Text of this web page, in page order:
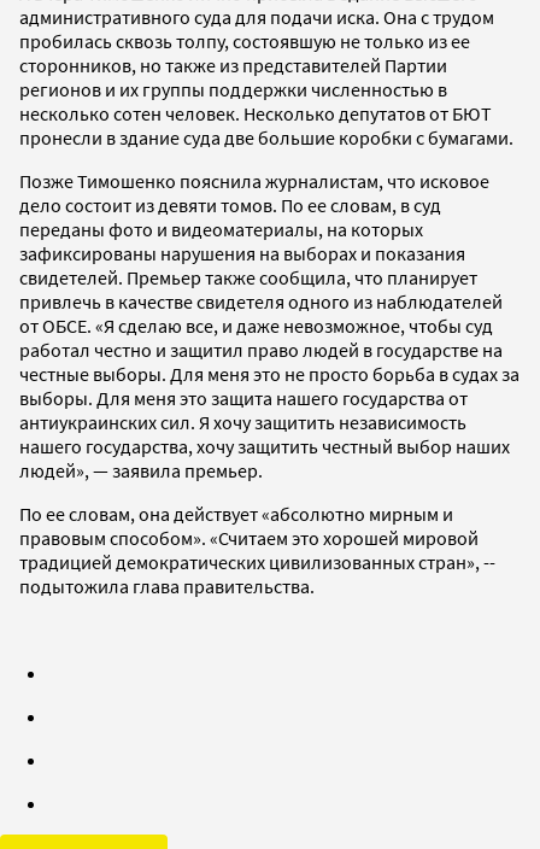
административного суда для подачи иска. Она с трудом
пробилась сквозь толпу, состоявшую не только из ее
сторонников, но также из представителей Партии
регионов и их группы поддержки численностью в
несколько сотен человек. Несколько депутатов от БЮТ
пронесли в здание суда две большие коробки с бумагами.
Позже Тимошенко пояснила журналистам, что исковое
дело состоит из девяти томов. По ее словам, в суд
переданы фото и видеоматериалы, на которых
зафиксированы нарушения на выборах и показания
свидетелей. Премьер также сообщила, что планирует
привлечь в качестве свидетеля одного из наблюдателей
от ОБСЕ. «Я сделаю все, и даже невозможное, чтобы суд
работал честно и защитил право людей в государстве на
честные выборы. Для меня это не просто борьба в судах за
выборы. Для меня это защита нашего государства от
антиукраинских сил. Я хочу защитить независимость
нашего государства, хочу защитить честный выбор наших
людей», — заявила премьер.
По ее словам, она действует «абсолютно мирным и
правовым способом». «Считаем это хорошей мировой
традицией демократических цивилизованных стран», --
подытожила глава правительства.